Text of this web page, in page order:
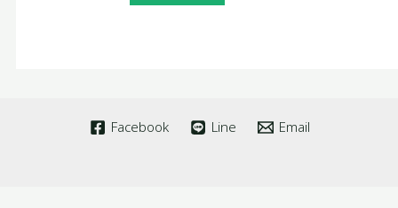
Facebook Line Email